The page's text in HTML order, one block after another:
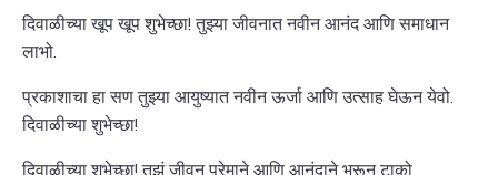
दिवाळीच्या खूप खूप शुभेच्छा! तुझ्या जीवनात नवीन आनंद आणि समाधान
लाभो.
प्रकाशाचा हा सण तुझ्या आयुष्यात नवीन ऊर्जा आणि उत्साह घेऊन येवो.
दिवाळीच्या शुभेच्छा!
दिवाळीच्या शुभेच्छा! तुझं जीवन प्रेमाने आणि आनंदाने भरून टाको.